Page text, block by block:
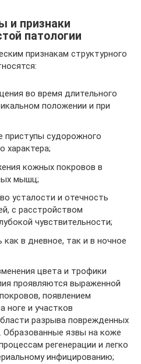
и признаки
патологии
признакам структурного
во время длительного
положении и при
приступы судорожного
характера;
кожных покровов в
мышц;
усталости и отечность
с расстройством
чувствительности;
в дневное, так и в ночное
цвета и трофики
проявляются выраженной
появлением
ноге и участков
разрыва поврежденных
Образованные язвы на коже
регенерации и легко
инфицированию;